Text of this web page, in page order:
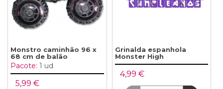
Monstro caminhão 96 x
68 cm de balão
Pacote: 1 ud
5,99 €
Grinalda espanhola
Monster High
4,99 €